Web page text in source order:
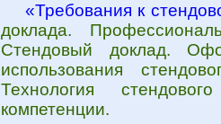
«Требования к
доклада.
Стендовый доклад.
использования
Технология
компетенции.